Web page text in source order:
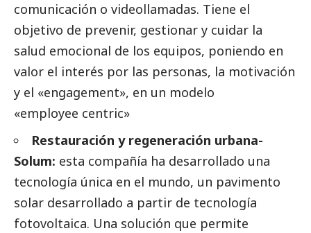
comunicación o videollamadas. Tiene el
objetivo de prevenir, gestionar y cuidar la
salud emocional de los equipos, poniendo en
valor el interés por las personas, la motivación
y el «engagement», en un modelo
«employee centric»
Restauración y regeneración urbana-
Solum: esta compañía ha desarrollado una
tecnología única en el mundo, un pavimento
solar desarrollado a partir de tecnología
fotovoltaica. Una solución que permite